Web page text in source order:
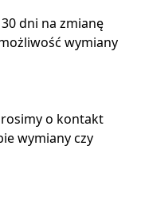
dni na zmianę
wymiany
o kontakt
wymiany czy